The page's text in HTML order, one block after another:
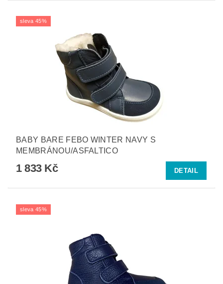
sleva 45%
BABY BARE FEBO WINTER NAVY S
MEMBRÁNOU/ASFALTICO
1 833 Kč DETAIL
sleva 45%